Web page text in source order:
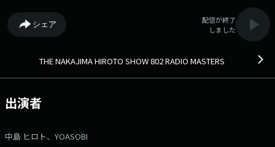
「餃子の王将 Share the passion」 毎日何かに'情熱'を持って頑張ってい
る、そんなあなたのメッセージとリクエストを大募集！ 餃子の王将
Share the passion ステッカー & お食事券のプレゼントもあります！ あ
時台 「MUSIC MATE」今日は、韓国のMUSIC MATEが登場！
リクエスト・メッセージの受付は、「funky802.com」♪ ⇒番
組HPはコチラ ⇒リクエスト・メッセージはコチラ ⇒twitterハッシュ
⇒facebookページはコチラ
シェア
配信が終了
しました
THE NAKAJIMA HIROTO SHOW 802 RADIO MASTERS
出演者
中島 ヒロト、YOASOBI